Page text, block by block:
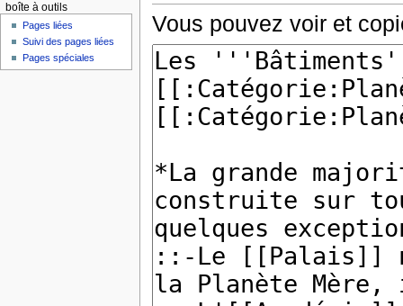
Vous pouvez voir et
boîte à outils
Pages liées
Suivi des pages liées
Pages spéciales